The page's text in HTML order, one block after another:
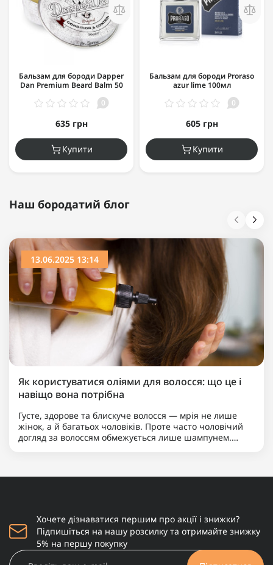
Бальзам для бороди Dapper
Dan Premium Beard Balm 50
0
635 грн
Купити
Бальзам для бороди Proraso
azur lime 100мл
0
605 грн
Купити
Наш бородатий блог
13.06.2025 13:14
Як користуватися оліями для волосся: що це і
навіщо вона потрібна
Густе, здорове та блискуче волосся — мрія не лише
жінок, а й багатьох чоловіків. Проте часто чоловічий
догляд за волоссям обмежується лише шампунем.
Хочете дізнаватися першим про акції і знижки?
Підпишіться на нашу розсилку та отримайте знижку
5% на першу покупку